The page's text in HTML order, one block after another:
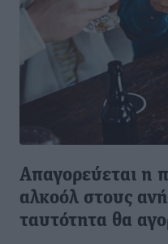
Απαγορεύεται η
αλκοόλ στους
ταυτότητα θα